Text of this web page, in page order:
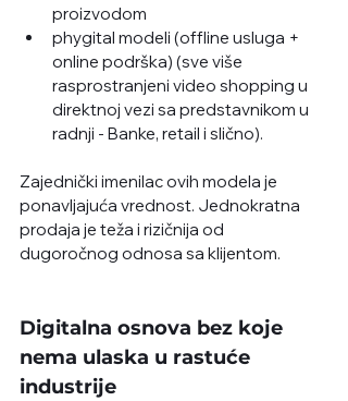
proizvodom
phygital modeli (offline usluga +
online podrška) (sve više
rasprostranjeni video shopping u
direktnoj vezi sa predstavnikom u
radnji - Banke, retail i slično).
Zajednički imenilac ovih modela je
ponavljajuća vrednost. Jednokratna
prodaja je teža i rizičnija od
dugoročnog odnosa sa klijentom.
Digitalna osnova bez koje
nema ulaska u rastuće
industrije